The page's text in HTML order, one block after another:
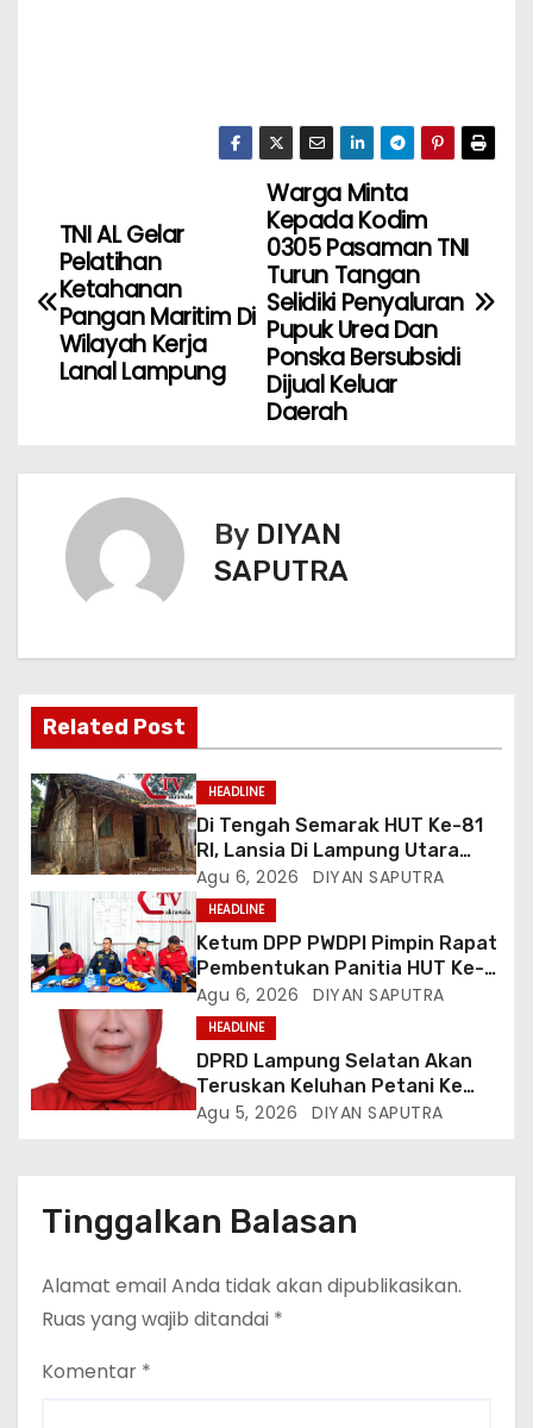
Warga Minta
Kepada Kodim
0305 Pasaman TNI
Turun Tangan
Selidiki Penyaluran
Pupuk Urea Dan
Ponska Bersubsidi
Dijual Keluar
Daerah
TNI AL Gelar
Pelatihan
Ketahanan
Pangan Maritim Di
Wilayah Kerja
Lanal Lampung
By DIYAN
SAPUTRA
Related Post
HEADLINE
Di Tengah Semarak HUT Ke-81
RI, Lansia Di Lampung Utara
Hidup Memprihatinkan
Agu 6, 2026 DIYAN SAPUTRA
HEADLINE
Ketum DPP PWDPI Pimpin Rapat
Pembentukan Panitia HUT Ke-4,
Berikut Susunan Dan Rangkaian
Kegiatannya
Agu 6, 2026 DIYAN SAPUTRA
HEADLINE
DPRD Lampung Selatan Akan
Teruskan Keluhan Petani Ke
Dinas Terkait, Minta Audit
Agu 5, 2026 DIYAN SAPUTRA
Tinggalkan Balasan
Alamat email Anda tidak akan dipublikasikan.
Ruas yang wajib ditandai *
Komentar *